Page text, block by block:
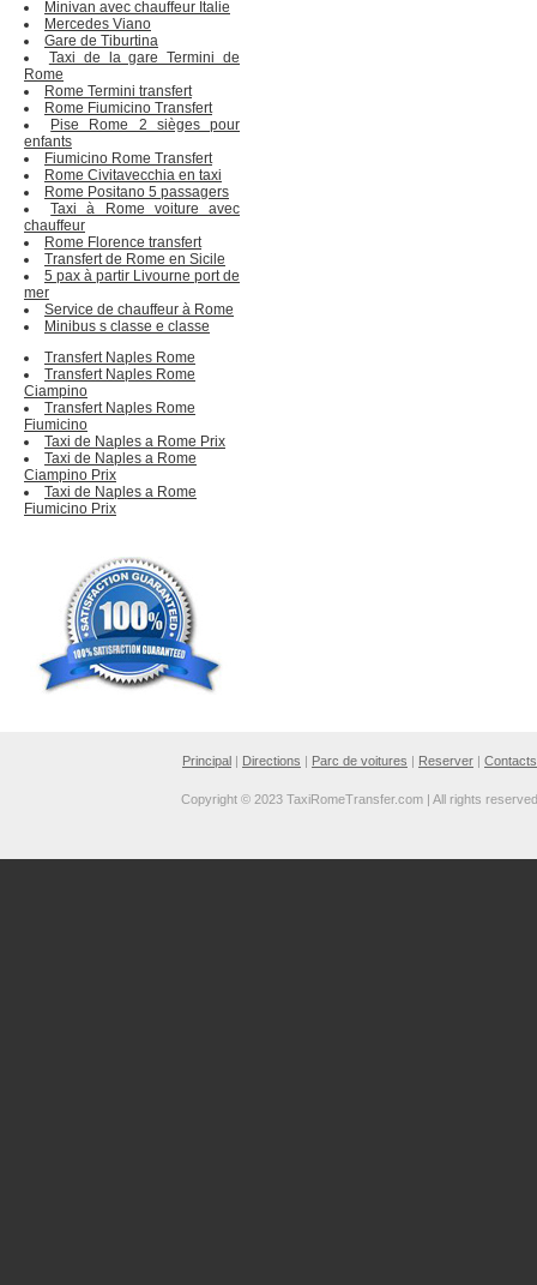
Minivan avec chauffeur Italie
Mercedes Viano
Gare de Tiburtina
Taxi de la gare Termini de
Rome
Rome Termini transfert
Rome Fiumicino Transfert
Pise Rome 2 sièges pour
enfants
Fiumicino Rome Transfert
Rome Civitavecchia en taxi
Rome Positano 5 passagers
Taxi à Rome voiture avec
chauffeur
Rome Florence transfert
Transfert de Rome en Sicile
5 pax à partir Livourne port de
mer
Service de chauffeur à Rome
Minibus s classe e classe
Transfert Naples Rome
Transfert Naples Rome
Ciampino
Transfert Naples Rome
Fiumicino
Taxi de Naples a Rome Prix
Taxi de Naples a Rome
Ciampino Prix
Taxi de Naples a Rome
Fiumicino Prix
Principal | Directions | Parc de voitures | Reserver | Contacts
Copyright © 2023 TaxiRomeTransfer.com | All rights reserved